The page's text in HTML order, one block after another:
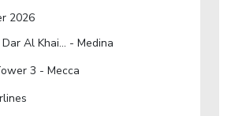
2026
Al Khai... - Medina
3 - Mecca